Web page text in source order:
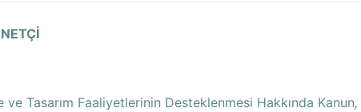
ve Tasarım Faaliyetlerinin Desteklenmesi Hakkında Kanun,